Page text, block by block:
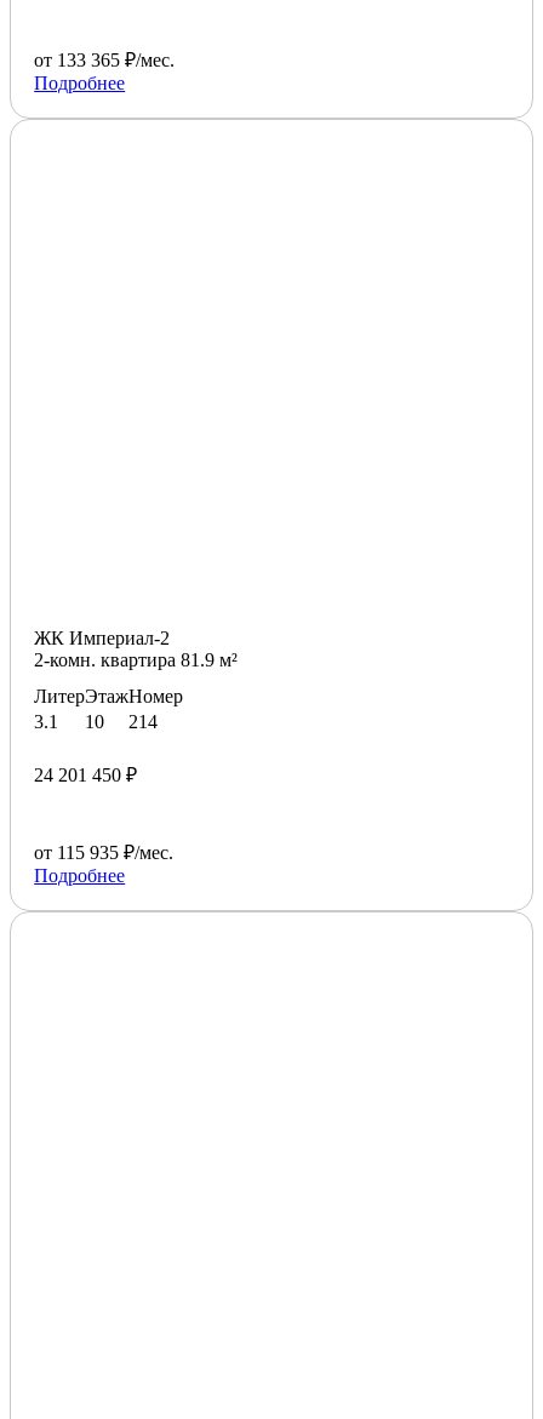
от 133 365 ₽/мес.
Подробнее
ЖК Империал-2
2-комн. квартира 81.9 м²
Литер
3.1
Этаж
10
Номер
214
24 201 450 ₽
от 115 935 ₽/мес.
Подробнее